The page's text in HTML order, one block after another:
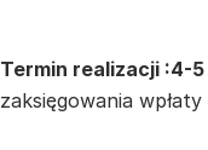
Termin realizacji :4-5
zaksięgowania